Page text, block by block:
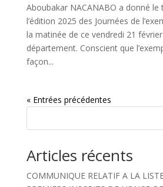
Aboubakar NACANABO a donné
l’édition 2025 des Journées de
la matinée de ce vendredi 21
département. Conscient que
façon...
« Entrées précédentes
Articles récents
COMMUNIQUE RELATIF A LA